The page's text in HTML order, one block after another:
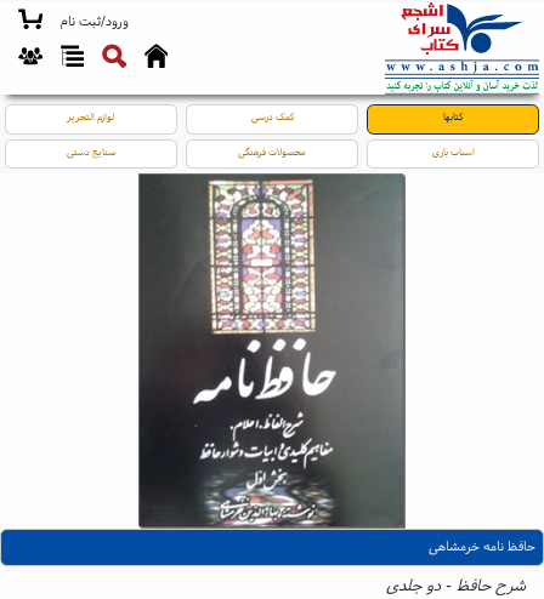
ورود/ثبت نام
کتابها کمک درسی لوازم التحریر
اسباب بازی محصولات فرهنگی صنایع دستی
حافظ نامه خرمشاهی
شرح حافظ - دو جلدی